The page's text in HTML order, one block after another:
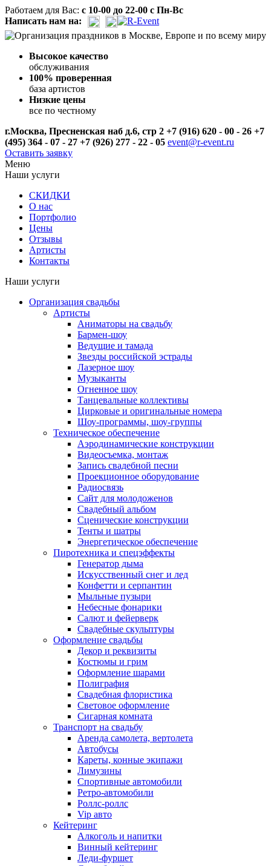
Работаем для Вас: с 10-00 до 22-00 с Пн-Вс
Написать нам на:
Высокое качество
обслуживания
100% проверенная
база артистов
Низкие цены
все по честному
г.Москва, Пресненская наб д.6, стр 2 +7 (916) 620 - 00 - 26 +7
(495) 364 - 07 - 27 +7 (926) 277 - 22 - 05 event@r-event.ru
Оставить заявку
Mеню
Наши услуги
СКИДКИ
О нас
Портфолио
Цены
Отзывы
Артисты
Контакты
Наши услуги
Организация свадьбы
Артисты
Аниматоры на свадьбу
Бармен-шоу
Ведущие и тамада
Звезды российской эстрады
Лазерное шоу
Музыканты
Огненное шоу
Танцевальные коллективы
Цирковые и оригинальные номера
Шоу-программы, шоу-группы
Техническое обеспечение
Аэродинамические конструкции
Видеосъемка, монтаж
Запись свадебной песни
Проекционное оборудование
Радиосвязь
Сайт для молодоженов
Свадебный альбом
Сценические конструкции
Тенты и шатры
Энергетическое обеспечение
Пиротехника и спецэффекты
Генератор дыма
Искусственный снег и лед
Конфетти и серпантин
Мыльные пузыри
Небесные фонарики
Салют и фейерверк
Свадебные скульптуры
Оформление свадьбы
Декор и реквизиты
Костюмы и грим
Оформление шарами
Полиграфия
Свадебная флористика
Световое оформление
Сигарная комната
Транспорт на свадьбу
Аренда самолета, вертолета
Автобусы
Кареты, конные экипажи
Лимузины
Спортивные автомобили
Ретро-автомобили
Роллс-роллс
Vip авто
Кейтеринг
Алкоголь и напитки
Винный кейтеринг
Леди-фуршет